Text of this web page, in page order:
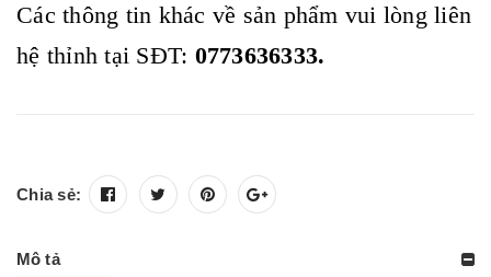
Các thông tin khác về sản phẩm vui lòng liên
hệ thỉnh tại SĐT: 0773636333.
Chia sẻ:
Mô tả